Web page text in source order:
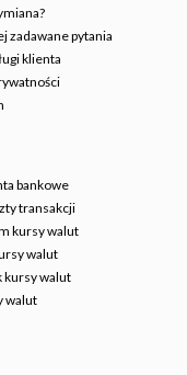
zadawane pytania
klienta
bankowe
transakcji
kursy walut
walut
kursy walut
walut